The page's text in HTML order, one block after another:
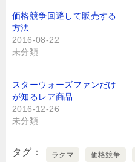
i
t
t
e
r
で
共
し
い
ウ
ィ
ン
ド
開
き
共
有
る
に
ク
し
て
く
し
価格競争回避して販売する
方法
2016-08-22
未分類
スターウォーズファンだけ
が知るレア商品
2016-12-26
未分類
タグ ラクマ 価格競争